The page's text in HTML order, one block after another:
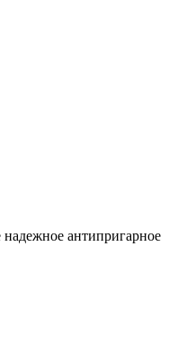
антипригарное